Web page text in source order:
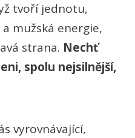
tvoří jednotu,
mužská energie,
strana. Nechť
spolu nejsilnější,
vyrovnávající,